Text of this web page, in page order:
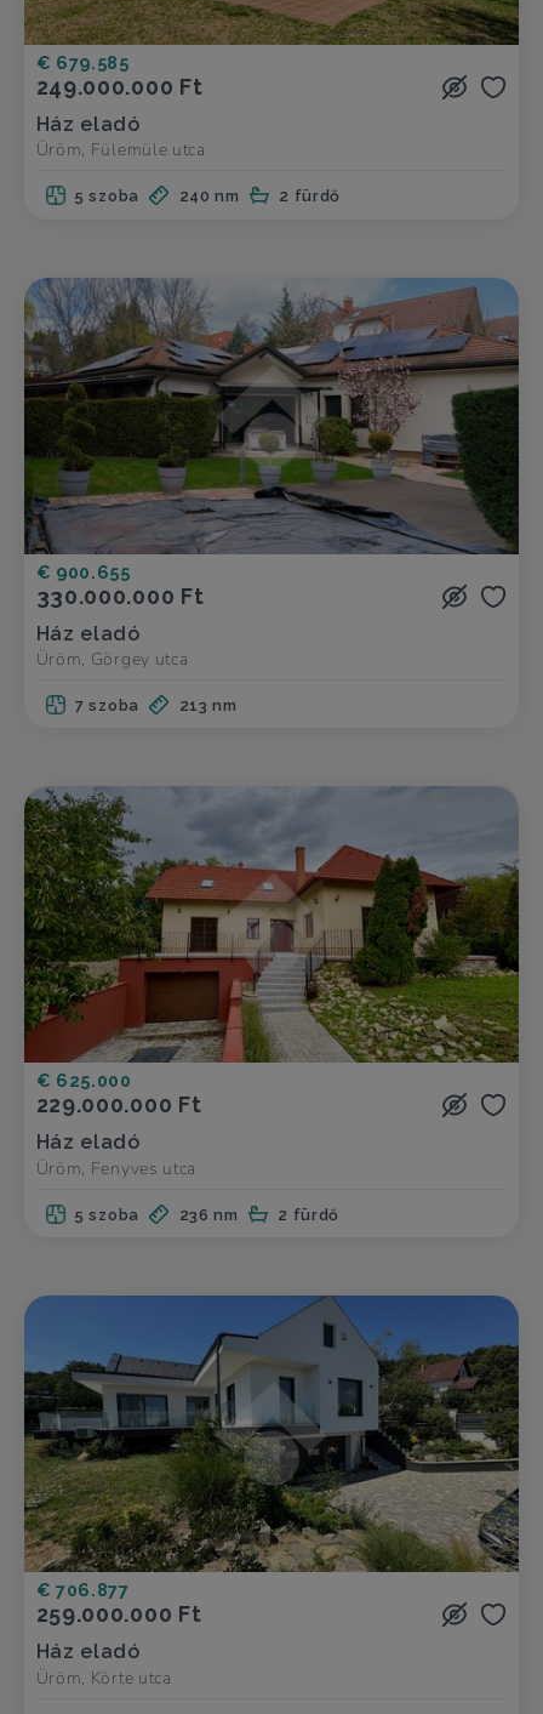
€ 679.585
249.000.000 Ft
Ház eladó
Üröm, Fülemüle utca
5 szoba 240 nm 2 fürdő
€ 900.655
330.000.000 Ft
Ház eladó
Üröm, Görgey utca
7 szoba 213 nm
€ 625.000
229.000.000 Ft
Ház eladó
Üröm, Fenyves utca
5 szoba 236 nm 2 fürdő
€ 706.877
259.000.000 Ft
Ház eladó
Üröm, Körte utca